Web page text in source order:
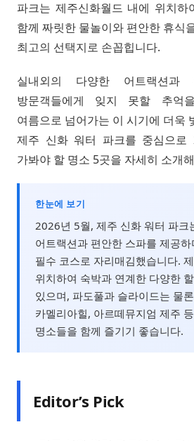
파크는 제주신화월드 내에 위치
함께 짜릿한 물놀이와 편안한 휴식
최고의 선택지로 손꼽힙니다.
실내외의 다양한 어트랙션과
방문객들에게 잊지 못할 추억
여름으로 넘어가는 이 시기에 더욱
제주 신화 워터 파크를 중심으로
가봐야 할 명소 5곳을 자세히 소개
한눈에 보기
2026년 5월, 제주 신화 워터 파크
어트랙션과 편안한 스파를 제공
필수 코스로 자리매김했습니다.
위치하여 숙박과 연계한 다양한
있으며, 파도풀과 슬라이드는 물
카멜리아힐, 아르떼뮤지엄 제주
명소들을 함께 즐기기 좋습니다.
Editor’s Pick